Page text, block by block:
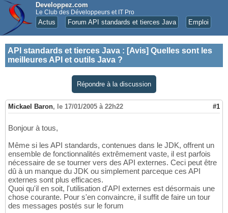
Developpez.com
Le Club des Développeurs et IT Pro
Actus Forum API standards et tierces Java Emploi
API standards et tierces Java : [Avis] Quelles sont les
meilleures API et outils Java ?
Répondre à la discussion
Mickael Baron, le 17/01/2005 à 22h22 #1
Bonjour à tous,
Même si les API standards, contenues dans le JDK, offrent un
ensemble de fonctionnalités extrêmement vaste, il est parfois
nécessaire de se tourner vers des API externes. Ceci peut être
dû à un manque du JDK ou simplement parceque ces API
externes sont plus efficaces.
Quoi qu'il en soit, l'utilisation d'API externes est désormais une
chose courante. Pour s'en convaincre, il suffit de faire un tour
des messages postés sur le forum